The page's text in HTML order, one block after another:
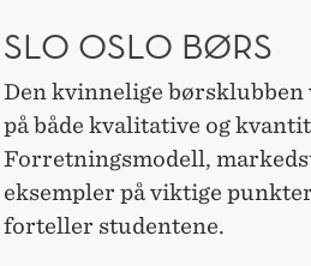
SLO OSLO BØRS
Den kvinnelige
på både kvalitative og
Forretningsmodell,
eksempler på viktige
forteller studentene.